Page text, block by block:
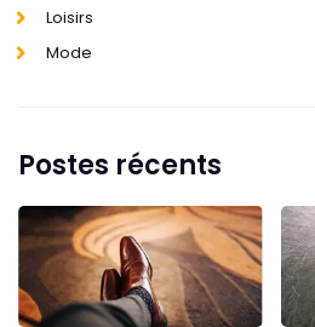
Loisirs
Mode
Postes récents